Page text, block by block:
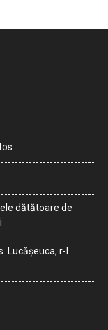
dătătoare de
Lucășeuca, r-l